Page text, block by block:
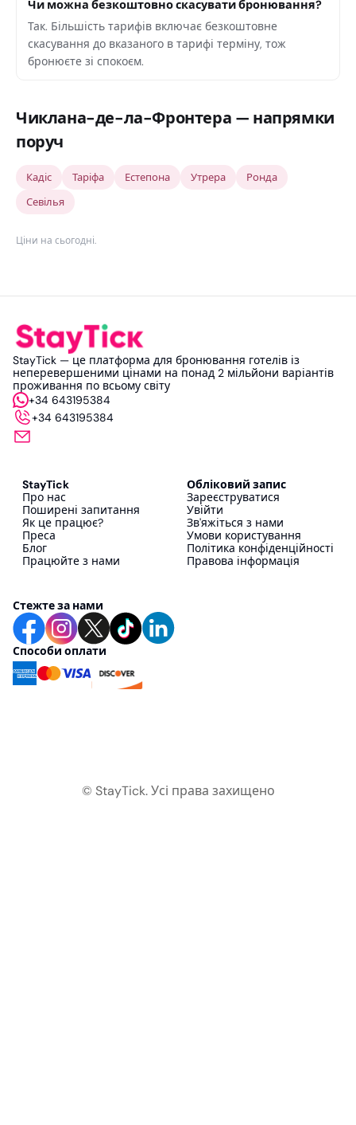
Чи можна безкоштовно скасувати бронювання?
Так. Більшість тарифів включає безкоштовне
скасування до вказаного в тарифі терміну, тож
бронюєте зі спокоєм.
Чиклана-де-ла-Фронтера — напрямки
поруч
Кадіс Таріфа Естепона Утрера
Ронда
Севілья
Ціни на сьогодні.
StayTick — це платформа для бронювання готелів із
неперевершеними цінами на понад 2 мільйони варіантів
проживання по всьому світу
+34 643195384
+34 643195384
StayTick
Про нас
Поширені запитання
Як це працює?
Преса
Блог
Працюйте з нами
Обліковий запис
Зареєструватися
Увійти
Зв'яжіться з нами
Умови користування
Політика конфіденційності
Правова інформація
Стежте за нами
Способи оплати
© StayTick.Усі права захищено